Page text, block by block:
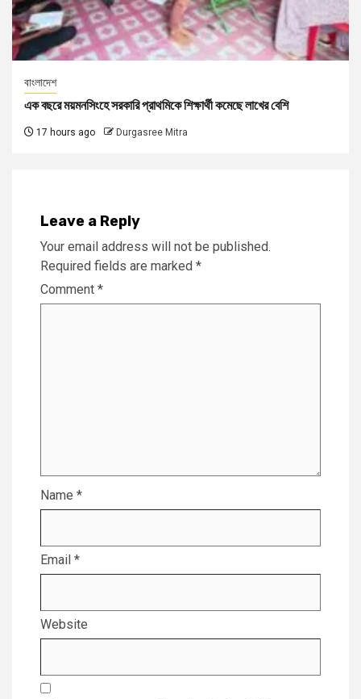
বাংলাদেশ
এক বছরে ময়মনসিংহে সরকারি প্রাথমিকে শিক্ষার্থী কমেছে লাখের বেশি
17 hours ago Durgasree Mitra
Leave a Reply
Your email address will not be published.
Required fields are marked *
Comment *
Name *
Email *
Website